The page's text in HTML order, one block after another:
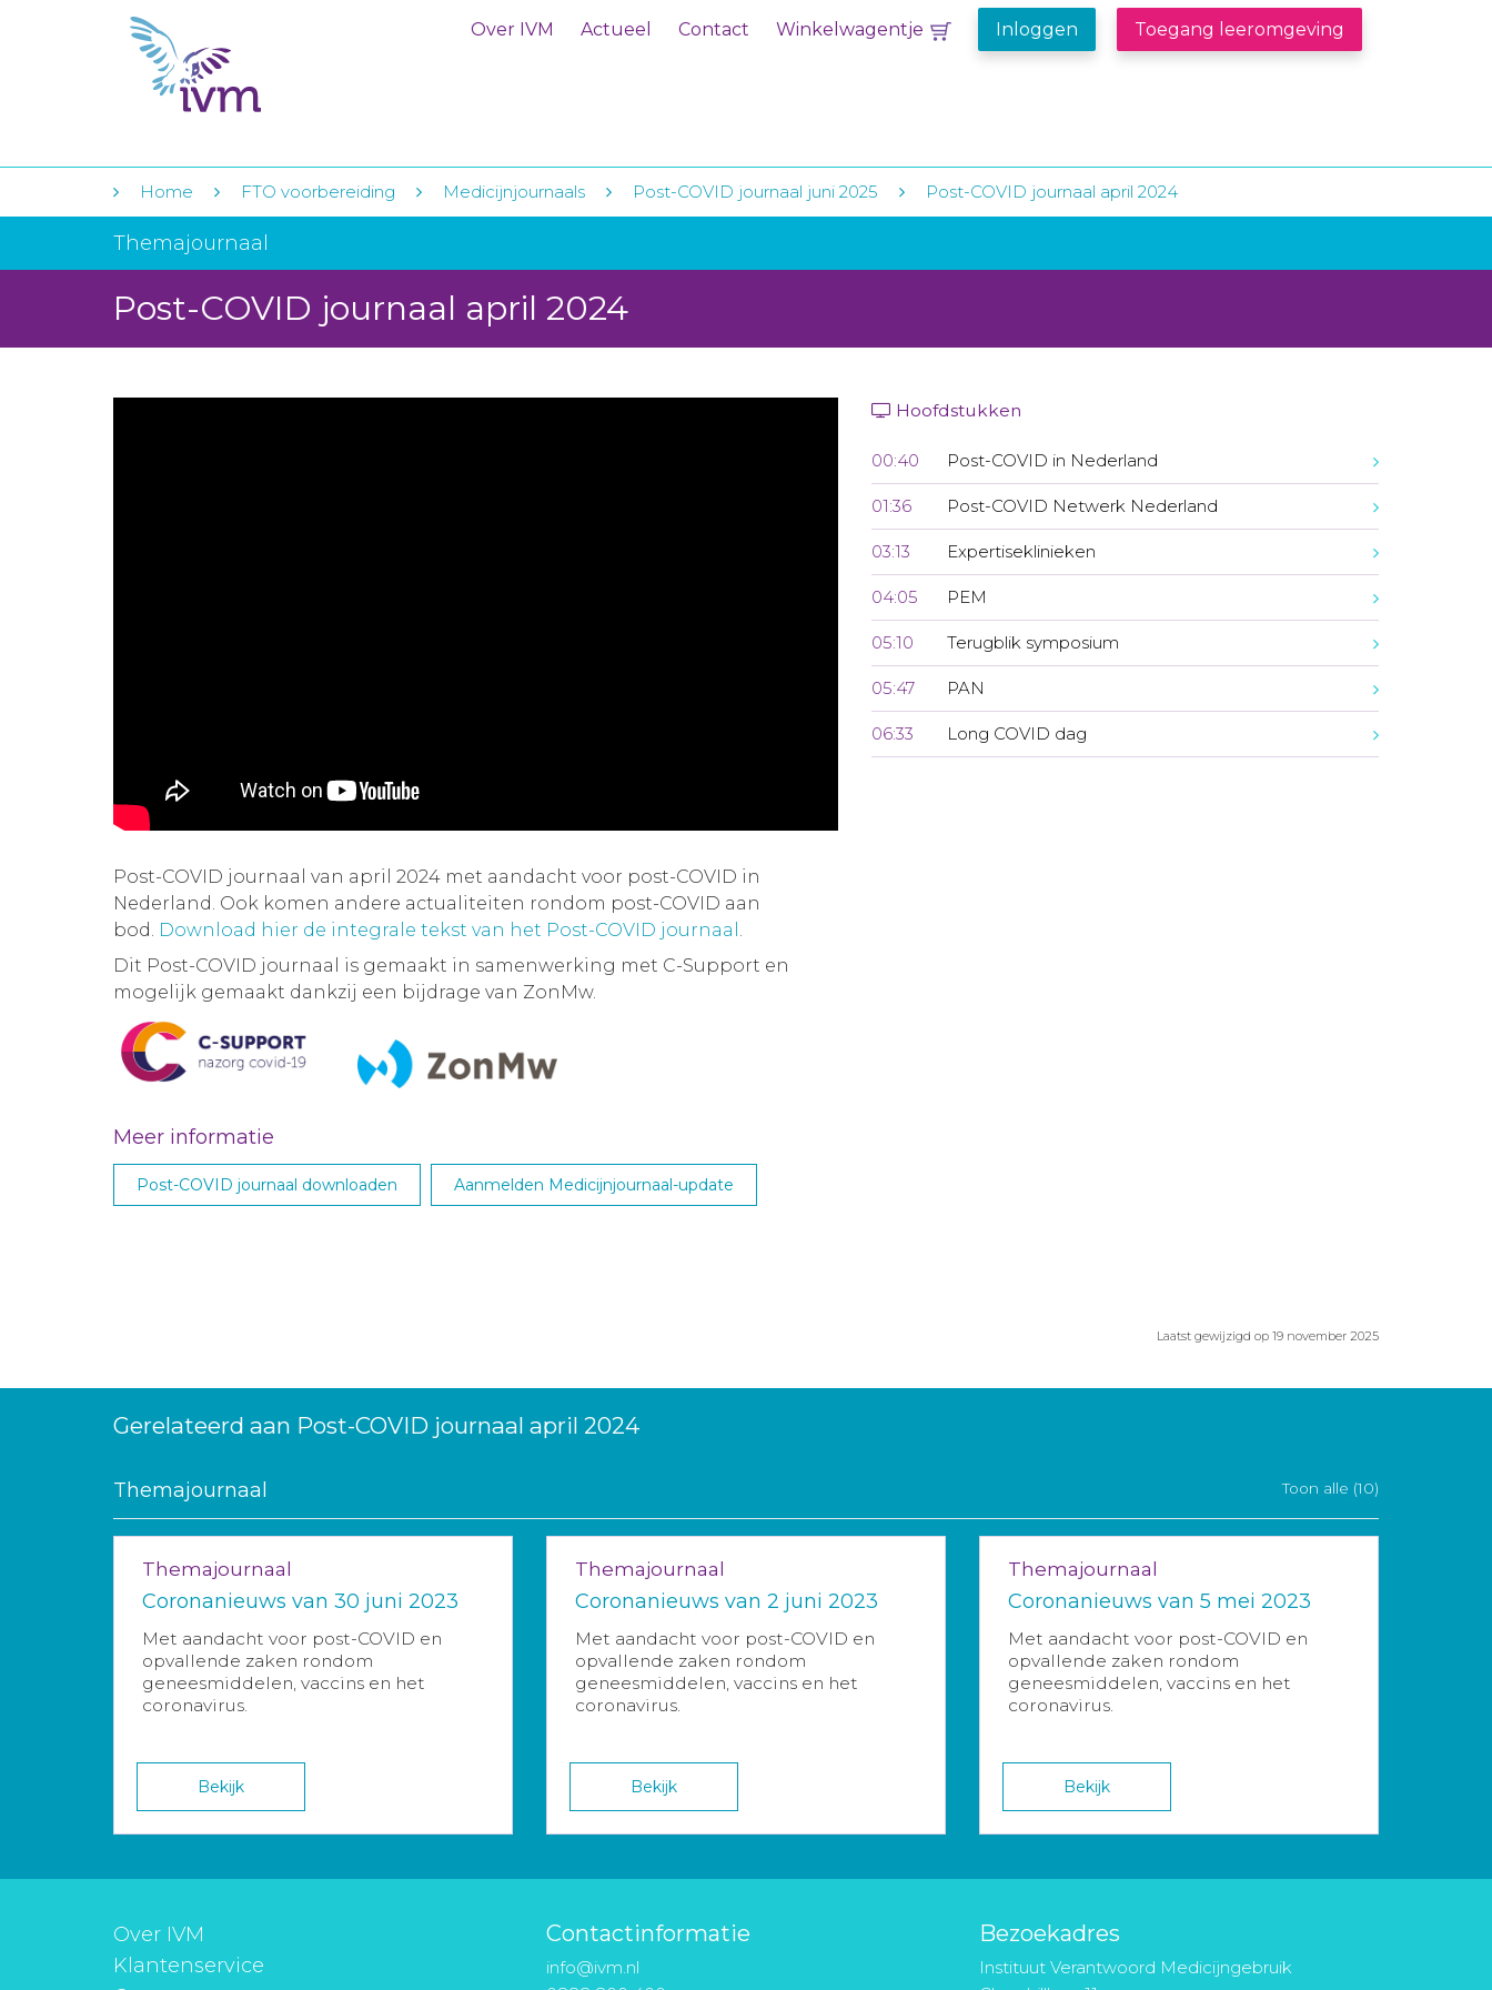
Over IVM Actueel Contact Winkelwagentje Inloggen Toegang leeromgeving
Home FTO voorbereiding Medicijnjournaals Post-COVID journaal juni 2025 Post-COVID journaal april 2024
Themajournaal
Post-COVID journaal april 2024
Hoofdstukken
00:40 Post-COVID in Nederland
01:36 Post-COVID Netwerk Nederland
03:13 Expertiseklinieken
04:05 PEM
05:10 Terugblik symposium
05:47 PAN
06:33 Long COVID dag
Post-COVID journaal van april 2024 met aandacht voor post-COVID in
Nederland. Ook komen andere actualiteiten rondom post-COVID aan
bod. Download hier de integrale tekst van het Post-COVID journaal .
Dit Post-COVID journaal is gemaakt in samenwerking met C-Support en
mogelijk gemaakt dankzij een bijdrage van ZonMw.
Meer informatie
Post-COVID journaal downloaden Aanmelden Medicijnjournaal-update
Laatst gewijzigd op 19 november 2025
Gerelateerd aan Post-COVID journaal april 2024
Themajournaal Toon alle (10)
Themajournaal
Coronanieuws van 30 juni 2023
Met aandacht voor post-COVID en
opvallende zaken rondom
geneesmiddelen, vaccins en het
coronavirus.
Bekijk
Themajournaal
Coronanieuws van 2 juni 2023
Met aandacht voor post-COVID en
opvallende zaken rondom
geneesmiddelen, vaccins en het
coronavirus.
Bekijk
Themajournaal
Coronanieuws van 5 mei 2023
Met aandacht voor post-COVID en
opvallende zaken rondom
geneesmiddelen, vaccins en het
coronavirus.
Bekijk
Over IVM
Klantenservice
Contactinformatie
info@ivm.nl
Bezoekadres
Instituut Verantwoord Medicijngebruik